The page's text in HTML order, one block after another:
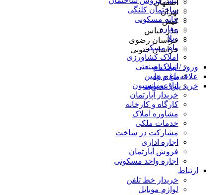
ساختمان کلنگی
خانه مسکونی
مغازه
ویلا
وام مسکن
املاک کشاورزی
املاک صنعتی
باغ و زمین
اتاق و پانسیون
خریدار آپارتمان
کارگاه و کارخانه
مشاوره املاک
خدمات ملکی
مشارکت در ساخت
اجاره اداری
فروش آپارتمان
اجاره واحد مسکونی
ارتباط
خریدار خط تلفن
لوازم موبایل
اصفهان
تهران
کیش
بندر عباس
خراسان رضوی
خراسان جنوبی
ورود / ثبت نام
علاقه‌مندی ها
خرید پلن عضویت